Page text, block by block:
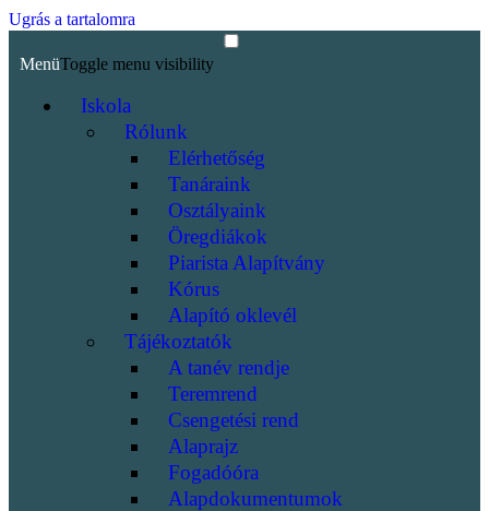
Ugrás a tartalomra
MenüToggle menu visibility
Iskola
Rólunk
Elérhetőség
Tanáraink
Osztályaink
Öregdiákok
Piarista Alapítvány
Kórus
Alapító oklevél
Tájékoztatók
A tanév rendje
Teremrend
Csengetési rend
Alaprajz
Fogadóóra
Alapdokumentumok